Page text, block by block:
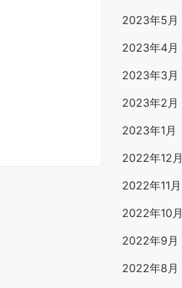
2023年5月
2023年4月
2023年3月
2023年2月
2023年1月
2022年12月
2022年11月
2022年10月
2022年9月
2022年8月